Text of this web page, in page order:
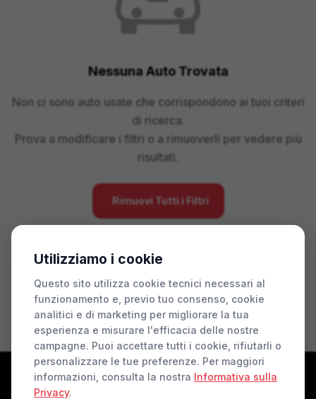
Nessuna Auto Trovata
Non ci sono auto usate che corrispondono ai tuoi criteri
di ricerca.
Prova a modificare i filtri o a rimuoverli per vedere più
risultati.
Rimuovi Tutti i Filtri
Utilizziamo i cookie
Questo sito utilizza cookie tecnici necessari al
funzionamento e, previo tuo consenso, cookie
analitici e di marketing per migliorare la tua
esperienza e misurare l'efficacia delle nostre
campagne. Puoi accettare tutti i cookie, rifiutarli o
personalizzare le tue preferenze. Per maggiori
informazioni, consulta la nostra Informativa sulla
Privacy.